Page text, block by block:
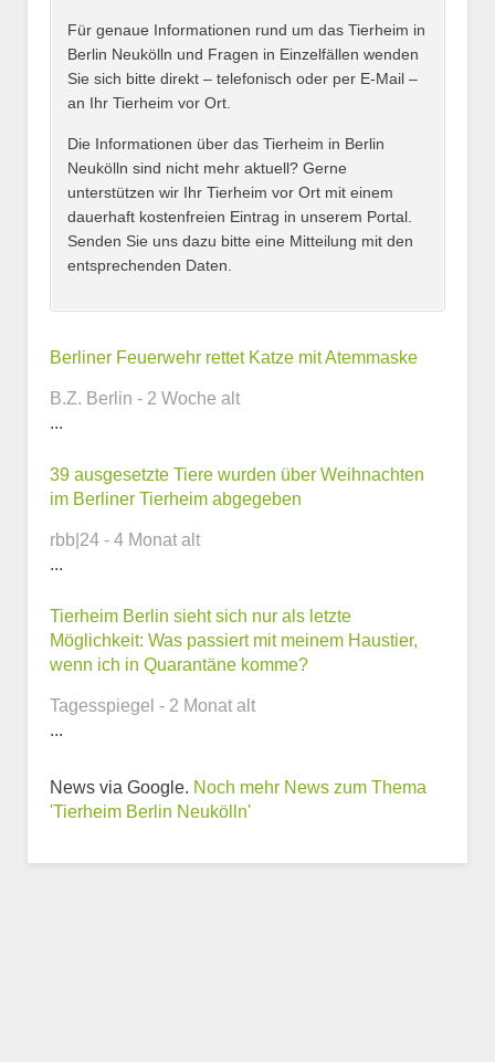
Name des Tierheims*
Kontaktmöglichkeiten
Webseite
zum Tierheim
Trägerverein
Für genaue Informationen rund um das Tierheim in
Berlin Neukölln und Fragen in Einzelfällen wenden
Sie sich bitte direkt – telefonisch oder per E-Mail –
an Ihr Tierheim vor Ort.
Die Informationen über das Tierheim in Berlin
Neukölln sind nicht mehr aktuell? Gerne
unterstützen wir Ihr Tierheim vor Ort mit einem
dauerhaft kostenfreien Eintrag in unserem Portal.
Senden Sie uns dazu bitte eine Mitteilung mit den
entsprechenden Daten.
Berliner Feuerwehr rettet Katze mit Atemmaske
B.Z. Berlin - 2 Woche alt
...
39 ausgesetzte Tiere wurden über Weihnachten
im Berliner Tierheim abgegeben
rbb|24 - 4 Monat alt
...
Tierheim Berlin sieht sich nur als letzte
Möglichkeit: Was passiert mit meinem Haustier,
wenn ich in Quarantäne komme?
Tagesspiegel - 2 Monat alt
...
News via Google. Noch mehr News zum Thema
'Tierheim Berlin Neukölln'